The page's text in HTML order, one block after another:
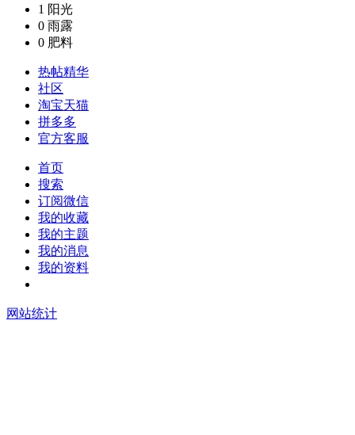
1 阳光
0 雨露
0 肥料
热帖精华
社区
淘宝天猫
拼多多
官方客服
首页
搜索
订阅微信
我的收藏
我的主题
我的消息
我的资料
网站统计